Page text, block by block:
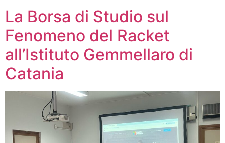
La Borsa di Studio sul
Fenomeno del Racket
all’Istituto Gemmellaro di
Catania